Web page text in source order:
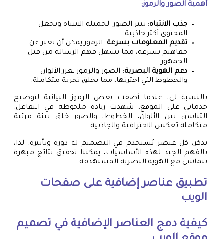
أهمية الصور والرموز:
جذب الانتباه: تثير الصور الجميلة الانتباه وتجعل
المحتوى أكثر جاذبية.
تقديم المعلومات بسرعة: الرموز يمكن أن تعبر عن
مفاهيم بسرعة، مما يسهل فهم الرسالة من قبل
الجمهور.
دعم الهوية البصرية: الصور والرموز تعزز الألوان
والخطوط التي اخترتها، مما يخلق تجربة متكاملة.
بالنسبة لي، عندما أضفت بعض الرموز البيانية لتوضيح
خدماتي على الموقع، شهدت زيادة ملحوظة في التفاعل.
التناسق بين الألوان، الخطوط، والصور خلق بيئة مرئية
متكاملة تعكس الاحترافية والجاذبية.
تذكر، كل عنصر يُستخدم في التصميم له دوره وتأثيره. لذا،
بالفهم الجيد لهذه الأساسيات، يمكننا تحقيق نتائج مبهرة
تتماشى مع الهوية البصرية المستهدفة.
تطبيق عناصر إضافية على صفحات
الويب
كيفية دمج العناصر الإضافية في تصميم